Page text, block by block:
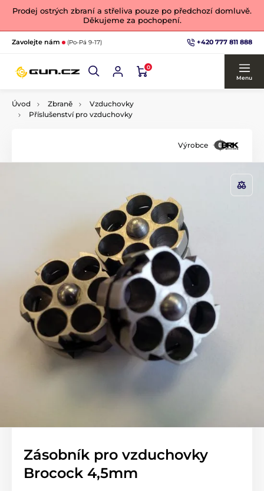
Prodej ostrých zbraní a střeliva pouze po předchozí domluvě.
Děkujeme za pochopení.
Zavolejte nám (Po-Pá 9-17) +420 777 811 888
0
Menu
Úvod Zbraně
Vzduchovky
Příslušenství pro vzduchovky
Výrobce
Zásobník pro vzduchovky
Brocock 4,5mm